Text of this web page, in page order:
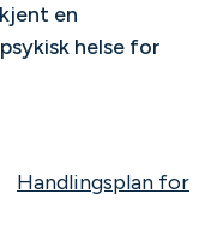
en
helse for
Handlingsplan for